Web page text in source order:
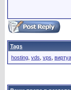
Tags
hosting vds vps